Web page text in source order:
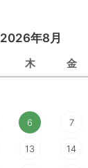
2026年8月
木 金
6 7
13 14